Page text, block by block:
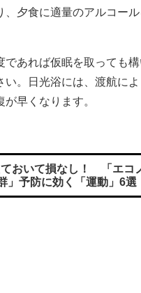
夕食に適量のアルコー
あれば仮眠を取っても
。日光浴には、渡航に
早くなります。
おいて損なし！ 「エコ
」予防に効く「運動」6選